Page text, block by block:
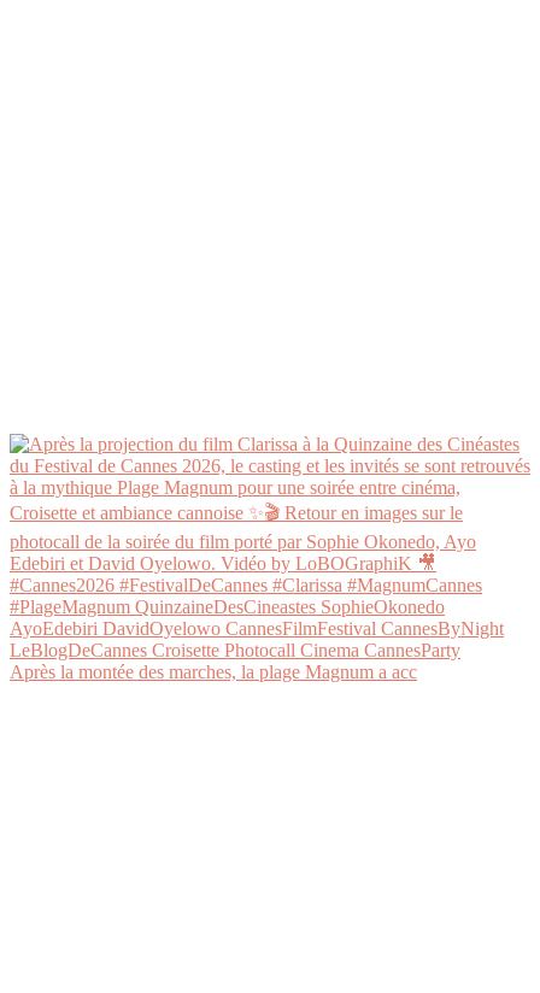
Après la montée des marches, la plage Magnum a acc